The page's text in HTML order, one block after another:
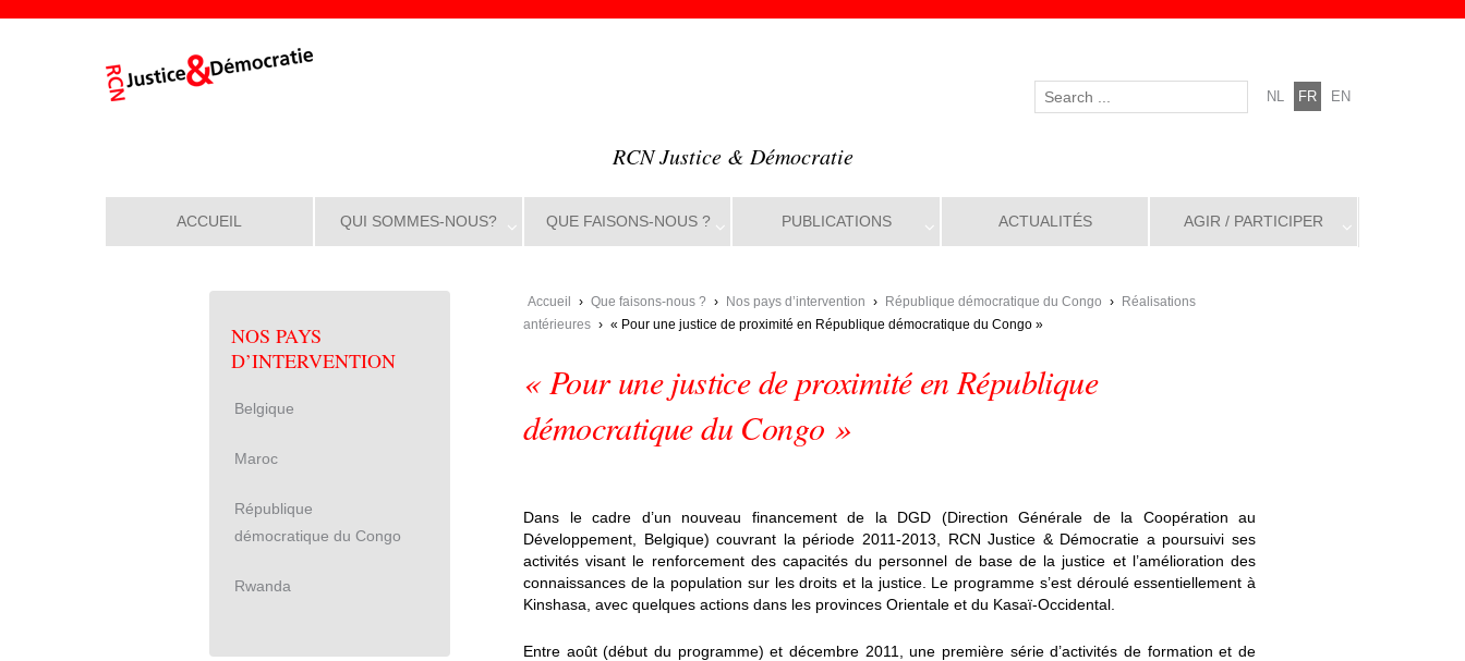
NL FR EN
RCN Justice & Démocratie
ACCUEIL QUI SOMMES-NOUS? QUE FAISONS-NOUS ? PUBLICATIONS ACTUALITÉS AGIR / PARTICIPER
Accueil › Que faisons-nous ? › Nos pays d’intervention › République démocratique du Congo ›
Réalisations
antérieures › « Pour une justice de proximité en République démocratique du Congo »
« Pour une justice de proximité en République
démocratique du Congo »
Dans le cadre d’un nouveau financement de la DGD (Direction Générale de la Coopération au
Développement, Belgique) couvrant la période 2011-2013, RCN Justice & Démocratie a poursuivi ses
activités visant le renforcement des capacités du personnel de base de la justice et l’amélioration des
connaissances de la population sur les droits et la justice. Le programme s’est déroulé essentiellement à
Kinshasa, avec quelques actions dans les provinces Orientale et du Kasaï-Occidental.
Entre août (début du programme) et décembre 2011, une première série d’activités de formation et de
NOS PAYS
D’INTERVENTION
Belgique
Maroc
République
démocratique du Congo
Rwanda